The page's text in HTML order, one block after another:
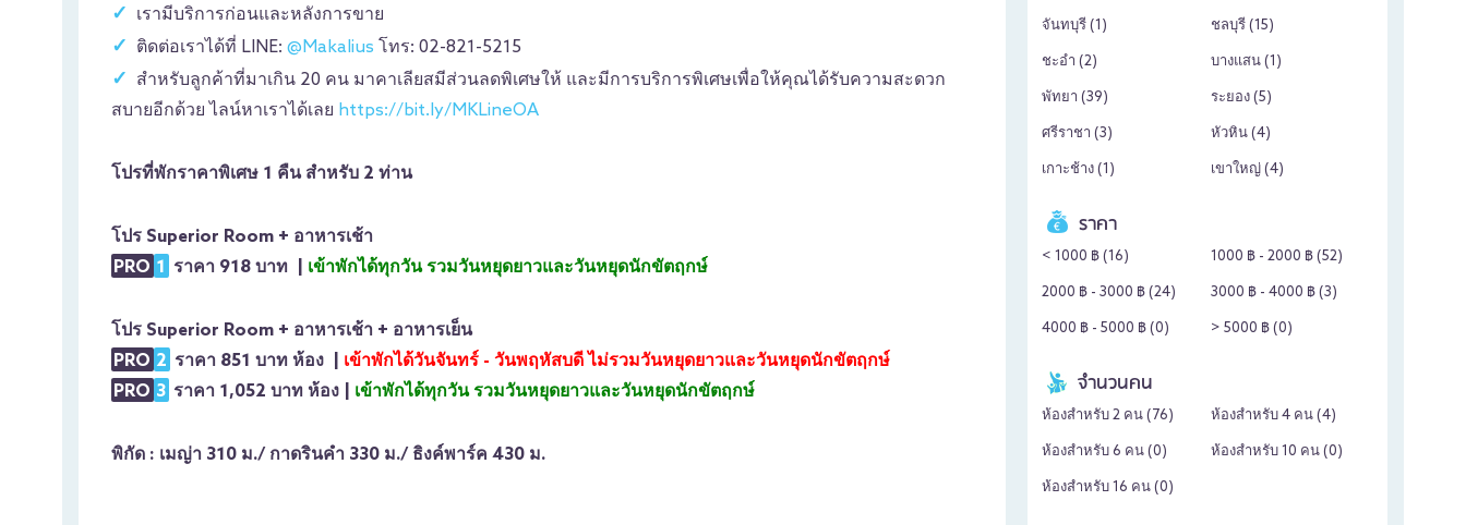
เรามีบริการก่อนและหลังการขาย
ติดต่อเราได้ที่ LINE: @Makalius โทร: 02-821-5215
สำหรับลูกค้าที่มาเกิน 20 คน มาคาเลียสมีส่วนลดพิเศษให้ และมีการบริการพิเศษเพื่อให้คุณได้รับความสะดวก
สบายอีกด้วย ไลน์หาเราได้เลย https://bit.ly/MKLineOA
โปรที่พักราคาพิเศษ 1 คืน สำหรับ 2 ท่าน
โปร Superior Room + อาหารเช้า
PRO 1 ราคา 918 บาท | เข้าพักได้ทุกวัน รวมวันหยุดยาวและวันหยุดนักขัตฤกษ์
โปร Superior Room + อาหารเช้า + อาหารเย็น
PRO 2 ราคา 851 บาท ห้อง | เข้าพักได้วันจันทร์ - วันพฤหัสบดี ไม่รวมวันหยุดยาวและวันหยุดนักขัตฤกษ์
PRO 3 ราคา 1,052 บาท ห้อง | เข้าพักได้ทุกวัน รวมวันหยุดยาวและวันหยุดนักขัตฤกษ์
พิกัด : เมญ่า 310 ม./ กาดรินคำ 330 ม./ ธิงค์พาร์ค 430 ม.
จันทบุรี (1 ) ชลบุรี (15)
ชะอำ (2) บางแสน (1 )
พัทยา (39) ระยอง (5)
ศรีราชา (3) หัวหิน (4)
เกาะช้าง (1 ) เขาใหญ่ (4)
ราคา
< 1000 ฿ (16) 1000 ฿ - 2000 ฿ (52)
2000 ฿ - 3000 ฿ (24) 3000 ฿ - 4000 ฿ (3)
4000 ฿ - 5000 ฿ (0) > 5000 ฿ (0)
จำนวนคน
ห้องสำหรับ 2 คน ( 76) ห้องสำหรับ 4 คน (4)
ห้องสำหรับ 6 คน (0) ห้องสำหรับ 10 คน (0)
ห้องสำหรับ 16 คน (0)